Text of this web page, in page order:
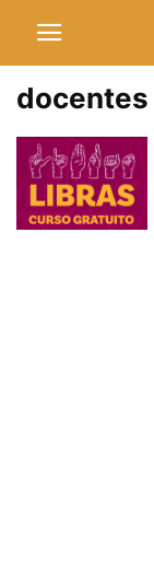
docentes